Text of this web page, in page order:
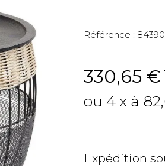
Référence : 84390
330,65 €
ou 4 x à
Expédition